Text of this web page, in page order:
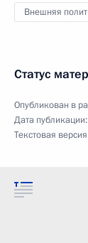
Внешняя
Статус
Опубликован в
Дата публикации:
Текстовая версия